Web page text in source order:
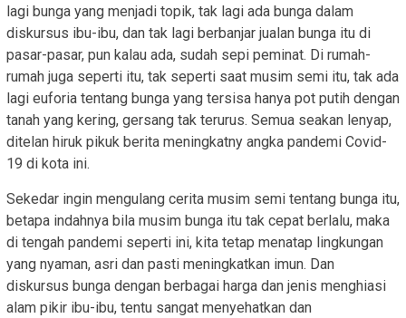
lagi bunga yang menjadi topik, tak lagi ada bunga dalam
diskursus ibu-ibu, dan tak lagi berbanjar jualan bunga itu di
pasar-pasar, pun kalau ada, sudah sepi peminat. Di rumah-
rumah juga seperti itu, tak seperti saat musim semi itu, tak ada
lagi euforia tentang bunga yang tersisa hanya pot putih dengan
tanah yang kering, gersang tak terurus. Semua seakan lenyap,
ditelan hiruk pikuk berita meningkatny angka pandemi Covid-
19 di kota ini.
Sekedar ingin mengulang cerita musim semi tentang bunga itu,
betapa indahnya bila musim bunga itu tak cepat berlalu, maka
di tengah pandemi seperti ini, kita tetap menatap lingkungan
yang nyaman, asri dan pasti meningkatkan imun. Dan
diskursus bunga dengan berbagai harga dan jenis menghiasi
alam pikir ibu-ibu, tentu sangat menyehatkan dan